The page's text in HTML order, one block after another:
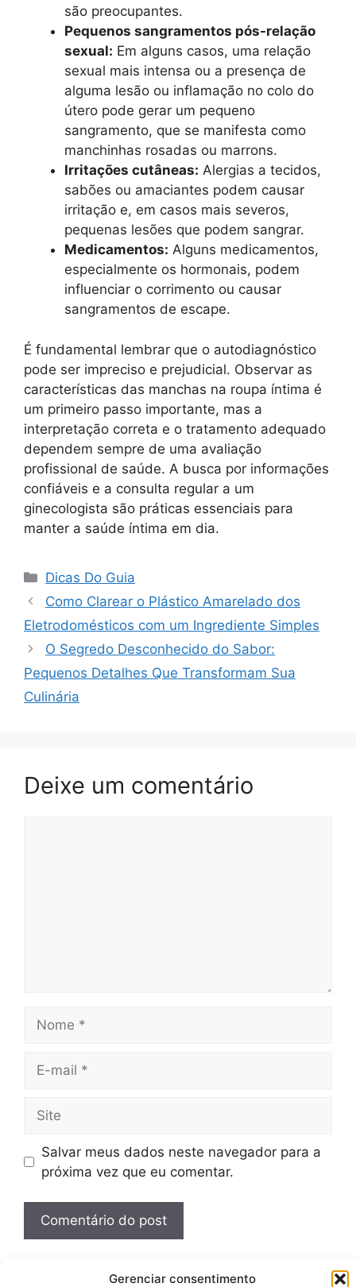
Gerenciar consentimento
são preocupantes.
Pequenos sangramentos pós-relação
sexual: Em alguns casos, uma relação
sexual mais intensa ou a presença de
alguma lesão ou inflamação no colo do
útero pode gerar um pequeno
sangramento, que se manifesta como
manchinhas rosadas ou marrons.
Irritações cutâneas: Alergias a tecidos,
sabões ou amaciantes podem causar
irritação e, em casos mais severos,
pequenas lesões que podem sangrar.
Medicamentos: Alguns medicamentos,
especialmente os hormonais, podem
influenciar o corrimento ou causar
sangramentos de escape.
É fundamental lembrar que o autodiagnóstico
pode ser impreciso e prejudicial. Observar as
características das manchas na roupa íntima é
um primeiro passo importante, mas a
interpretação correta e o tratamento adequado
dependem sempre de uma avaliação
profissional de saúde. A busca por informações
confiáveis e a consulta regular a um
ginecologista são práticas essenciais para
manter a saúde íntima em dia.
Categorias
Dicas Do Guia
Como Clarear o Plástico Amarelado dos
Eletrodomésticos com um Ingrediente Simples
O Segredo Desconhecido do Sabor:
Pequenos Detalhes Que Transformam Sua
Culinária
Deixe um comentário
mail
Salvar meus dados neste navegador para a
próxima vez que eu comentar.